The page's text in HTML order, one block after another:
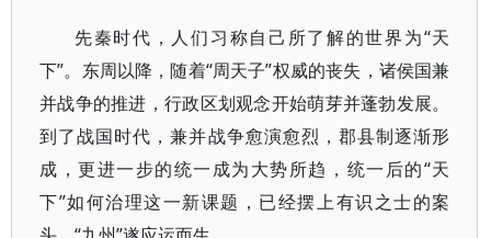
先秦时代，人们习称自己所了解的世界为“天
下”。东周以降，随着“周天子”权威的丧失，诸侯国兼
并战争的推进，行政区划观念开始萌芽并蓬勃发展。
到了战国时代，兼并战争愈演愈烈，郡县制逐渐形
成，更进一步的统一成为大势所趋，统一后的“天
下”如何治理这一新课题，已经摆上有识之士的案